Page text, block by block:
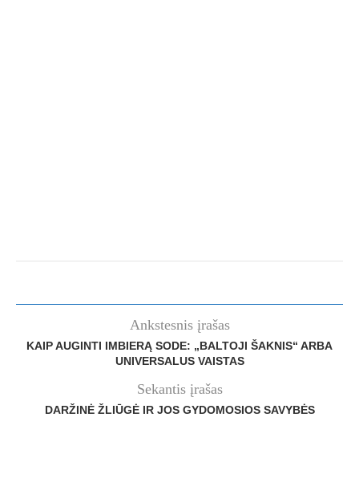
Ankstesnis įrašas
KAIP AUGINTI IMBIERĄ SODE: „BALTOJI ŠAKNIS“ ARBA
UNIVERSALUS VAISTAS
Sekantis įrašas
DARŽINĖ ŽLIŪGĖ IR JOS GYDOMOSIOS SAVYBĖS